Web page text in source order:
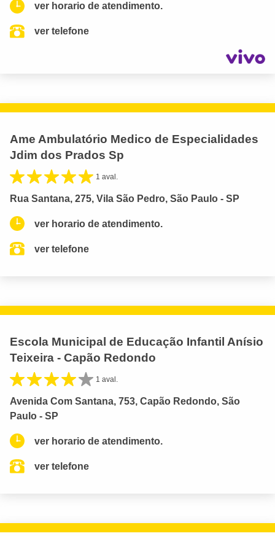
ver horario de atendimento.
ver telefone
Ame Ambulatório Medico de Especialidades
Jdim dos Prados Sp
1 aval.
Rua Santana, 275, Vila São Pedro, São Paulo - SP
ver horario de atendimento.
ver telefone
Escola Municipal de Educação Infantil Anísio
Teixeira - Capão Redondo
1 aval.
Avenida Com Santana, 753, Capão Redondo, São
Paulo - SP
ver horario de atendimento.
ver telefone